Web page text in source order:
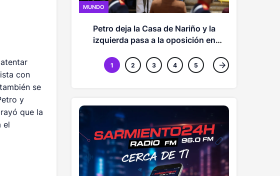
con
se
y
que la
el
MUNDO
Petro deja la Casa de Nariño y la
izquierda pasa a la oposición en
1 2 3 4 5